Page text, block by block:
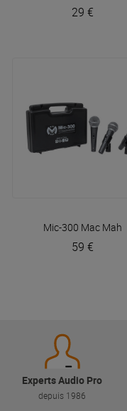
29 €
Mic-300 Mac Mah
59 €
Experts Audio Pro
depuis 1986